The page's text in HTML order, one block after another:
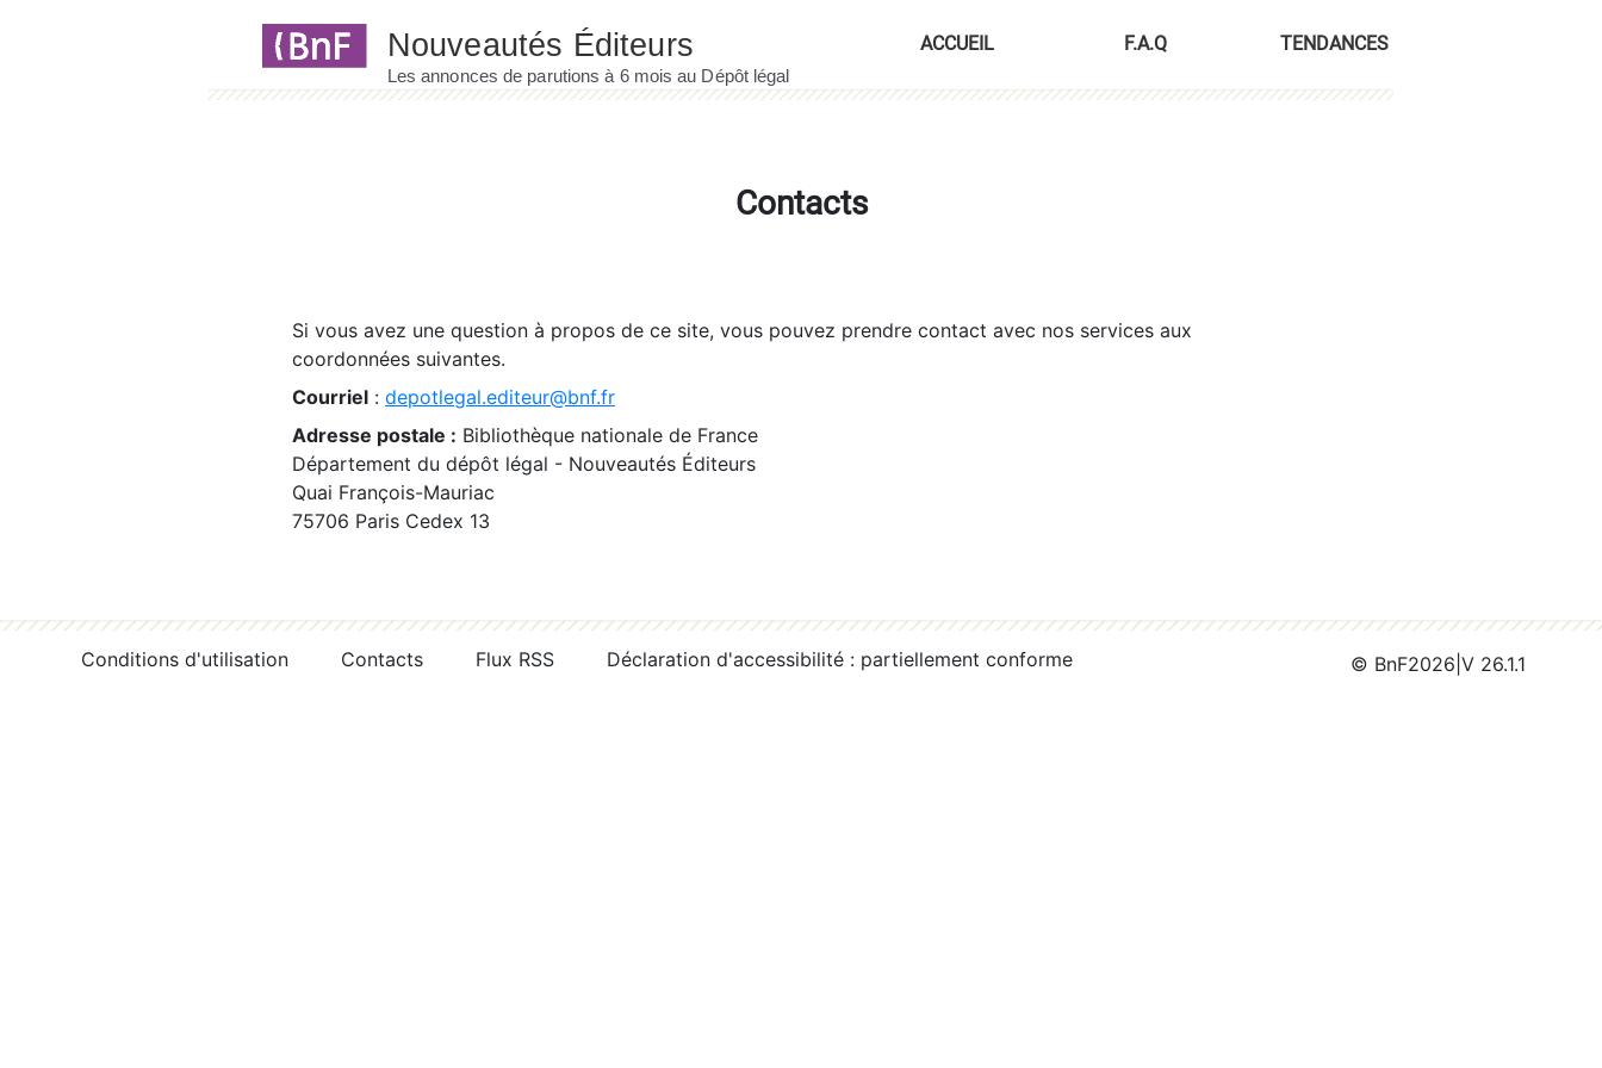
ACCUEIL F.A.Q TENDANCES
Contacts
Si vous avez une question à propos de ce site, vous pouvez prendre contact avec nos services aux
coordonnées suivantes.
Courriel : depotlegal.editeur@bnf.fr
Adresse postale : Bibliothèque nationale de France
Département du dépôt légal - Nouveautés Éditeurs
Quai François-Mauriac
75706 Paris Cedex 13
Conditions d'utilisation Contacts Flux RSS Déclaration d'accessibilité : partiellement conforme © BnF2026 V 26.1.1